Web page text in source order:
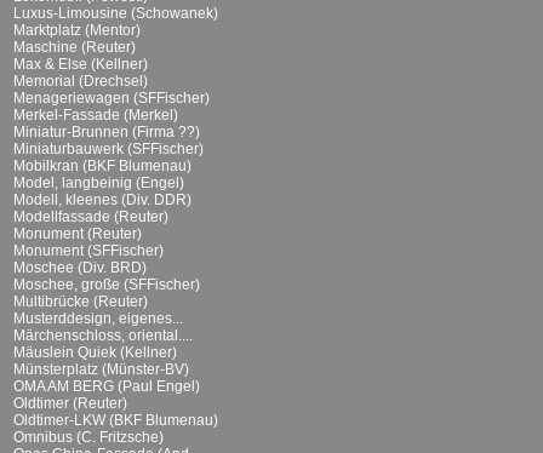
Luxus-Limousine (Schowanek)
Marktplatz (Mentor)
Maschine (Reuter)
Max & Else (Kellner)
Memorial (Drechsel)
Menageriewagen (SFFischer)
Merkel-Fassade (Merkel)
Miniatur-Brunnen (Firma ??)
Miniaturbauwerk (SFFischer)
Mobilkran (BKF Blumenau)
Model, langbeinig (Engel)
Modell, kleenes (Div. DDR)
Modellfassade (Reuter)
Monument (Reuter)
Monument (SFFischer)
Moschee (Div. BRD)
Moschee, große (SFFischer)
Multibrücke (Reuter)
Musterddesign, eigenes...
Märchenschloss, oriental....
Mäuslein Quiek (Kellner)
Münsterplatz (Münster-BV)
OMA AM BERG (Paul Engel)
Oldtimer (Reuter)
Oldtimer-LKW (BKF Blumenau)
Omnibus (C. Fritzsche)